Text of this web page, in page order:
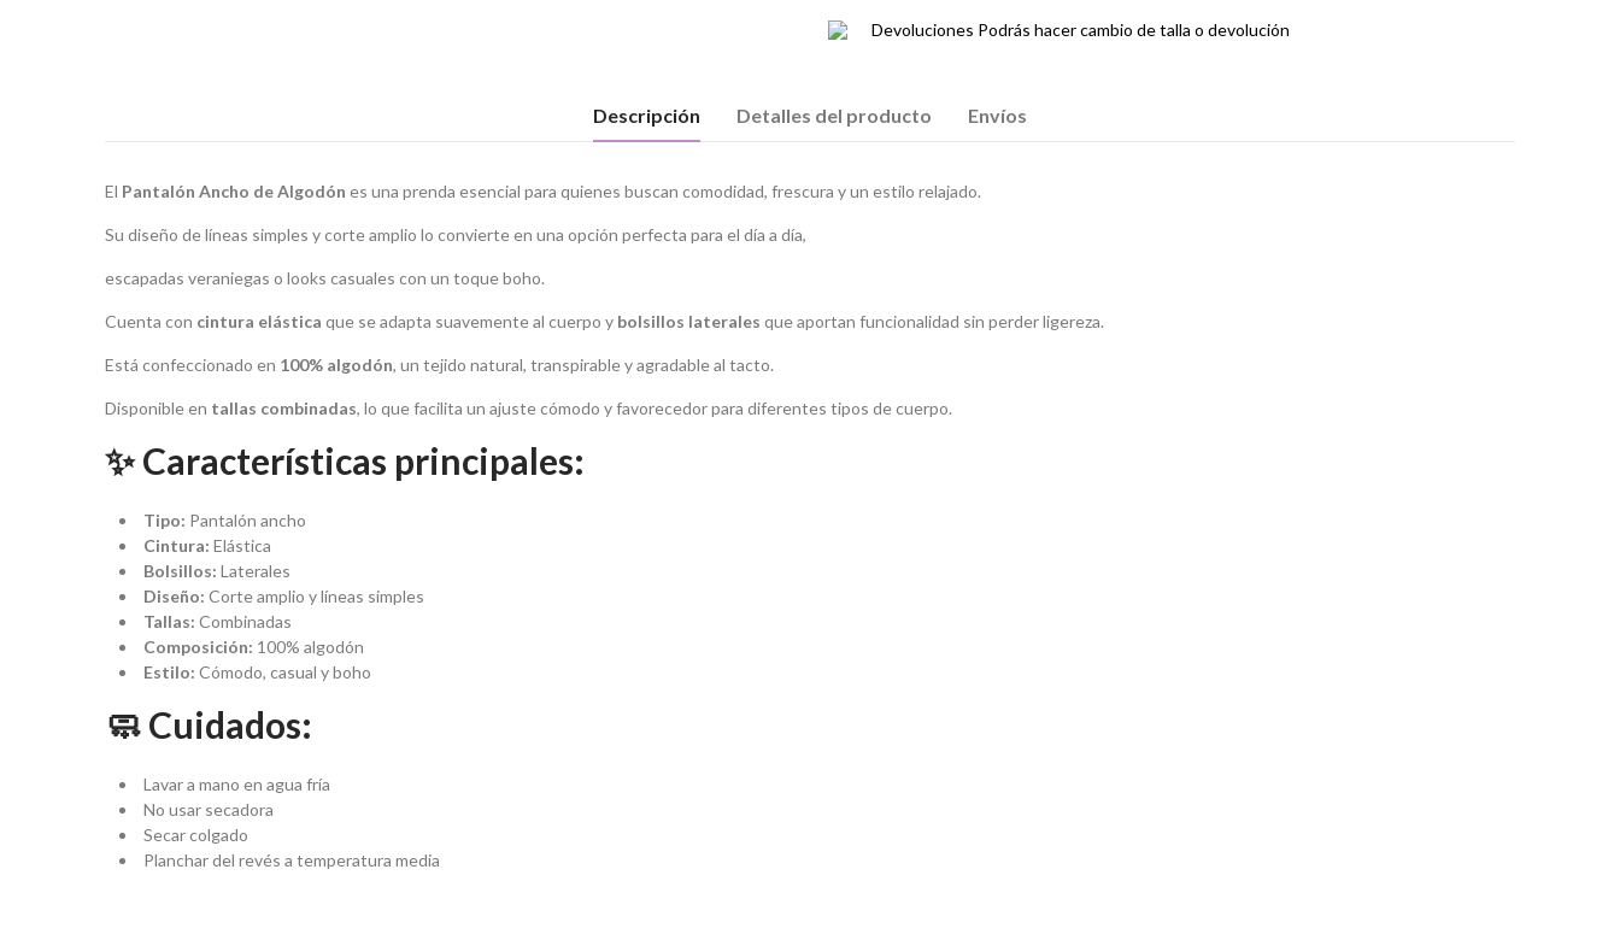
Devoluciones Podrás hacer cambio de talla o devolución
Descripción Detalles del producto Envíos
El Pantalón Ancho de Algodón es una prenda esencial para quienes buscan comodidad, frescura y un estilo relajado.
Su diseño de líneas simples y corte amplio lo convierte en una opción perfecta para el día a día,
escapadas veraniegas o looks casuales con un toque boho.
Cuenta con cintura elástica que se adapta suavemente al cuerpo y bolsillos laterales que aportan funcionalidad sin perder ligereza.
Está confeccionado en 100% algodón, un tejido natural, transpirable y agradable al tacto.
Disponible en tallas combinadas, lo que facilita un ajuste cómodo y favorecedor para diferentes tipos de cuerpo.
✨ Características principales:
Tipo: Pantalón ancho
Cintura: Elástica
Bolsillos: Laterales
Diseño: Corte amplio y líneas simples
Tallas: Combinadas
Composición: 100% algodón
Estilo: Cómodo, casual y boho
🧼 Cuidados:
Lavar a mano en agua fría
No usar secadora
Secar colgado
Planchar del revés a temperatura media